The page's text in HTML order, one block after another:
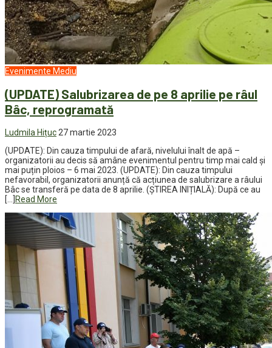
Evenimente Mediu
(UPDATE) Salubrizarea de pe 8 aprilie pe râul
Bâc, reprogramată
Ludmila Hițuc 27 martie 2023
(UPDATE): Din cauza timpului de afară, nivelului înalt de apă –
organizatorii au decis să amâne evenimentul pentru timp mai cald și
mai puțin ploios – 6 mai 2023. (UPDATE): Din cauza timpului
nefavorabil, organizatorii anunță că acțiunea de salubrizare a râului
Bâc se transferă pe data de 8 aprilie. (ȘTIREA INIȚIALĂ): După ce au
[…]
Read More